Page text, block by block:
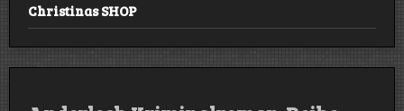
Christinas SHOP